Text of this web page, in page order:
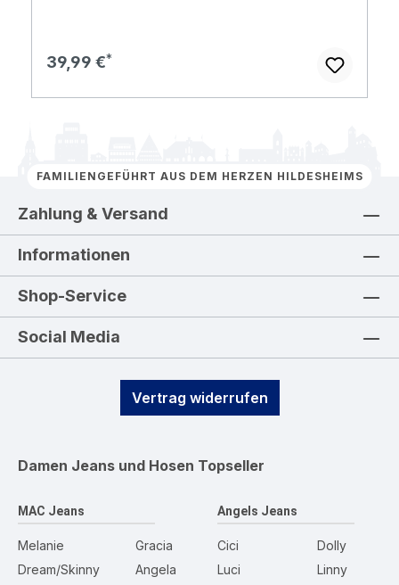
Regulärer Preis:
39,99 €
FAMILIENGEFÜHRT AUS DEM HERZEN HILDESHEIMS
Zahlung & Versand
Informationen
Shop-Service
Social Media
Vertrag widerrufen
Damen Jeans und Hosen Topseller
MAC Jeans
Melanie
Dream/Skinny
Gracia
Angela
Angels Jeans
Cici
Luci
Dolly
Linny